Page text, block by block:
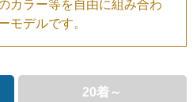
カラー等を自由に組み合わ
モデルです。
20着～